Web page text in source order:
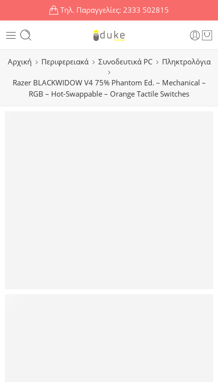
Τηλ. Παραγγελίες: 2333 502815
Αρχική Περιφερειακά Συνοδευτικά PC Πληκτρολόγια
Razer BLACKWIDOW V4 75% Phantom Ed. – Mechanical –
RGB – Hot-Swappable – Orange Tactile Switches